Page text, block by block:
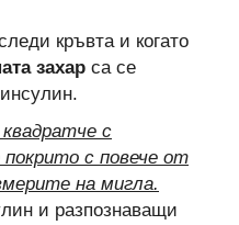
кръвта и когато
захар са се
с
с повече от
на мигла.
и разпознаващи